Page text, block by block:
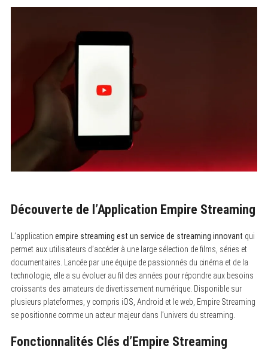
Découverte de l’Application Empire Streaming
L’application empire streaming est un service de streaming innovant qui
permet aux utilisateurs d’accéder à une large sélection de films, séries et
documentaires. Lancée par une équipe de passionnés du cinéma et de la
technologie, elle a su évoluer au fil des années pour répondre aux besoins
croissants des amateurs de divertissement numérique. Disponible sur
plusieurs plateformes, y compris iOS, Android et le web, Empire Streaming
se positionne comme un acteur majeur dans l’univers du streaming.
Fonctionnalités Clés d’Empire Streaming